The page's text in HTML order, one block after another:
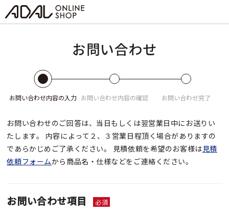
お問い合わせ
お問い合わせ内容の入力 お問い合わせ内容の確認 お問い合わせ完了
お問い合わせのご回答は、当日もしくは翌営業日中にお送りい
たします。
内容によって２、３営業日程頂く場合がありますの
であらかじめご了承ください。
見積依頼を希望のお客様は見積
依頼フォームから商品名・仕様などをご連絡ください。
お問い合わせ項目 必須